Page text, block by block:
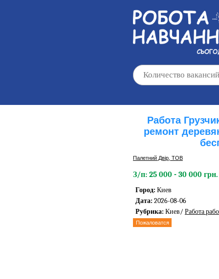
Работа
ремонт
Палетний Двір, ТОВ
З/п: 25 000 - 30 000 грн.
Город: Киев
Дата: 2026-08-06
Рубрика: Киев/ Работа
Пожаловатся